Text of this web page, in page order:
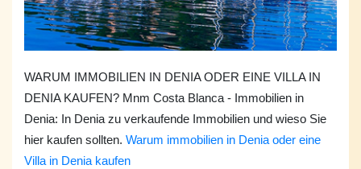
WARUM IMMOBILIEN IN DENIA ODER EINE VILLA IN
DENIA KAUFEN? Mnm Costa Blanca - Immobilien in
Denia: In Denia zu verkaufende Immobilien und wieso Sie
hier kaufen sollten. Warum immobilien in Denia oder eine
Villa in Denia kaufen